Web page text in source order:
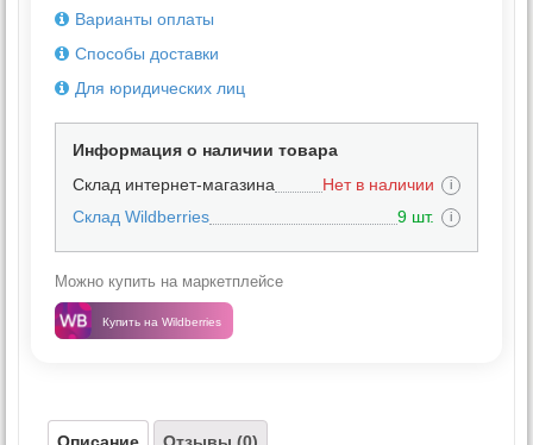
Варианты оплаты
Способы доставки
Для юридических лиц
Информация о наличии товара
Склад интернет-магазина
Нет в наличии i
Склад Wildberries 9 шт. i
Можно купить на маркетплейсе
Купить на Wildberries
Описание Отзывы (0)